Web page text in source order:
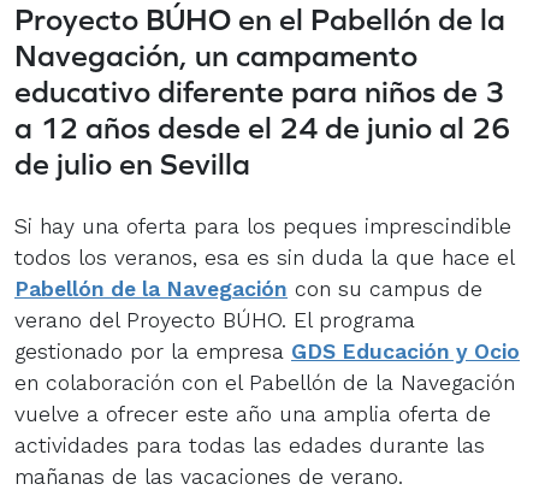
Proyecto BÚHO en el Pabellón de la
Navegación, un campamento
educativo diferente para niños de 3
a 12 años desde el 24 de junio al 26
de julio en Sevilla
Si hay una oferta para los peques imprescindible
todos los veranos, esa es sin duda la que hace el
Pabellón de la Navegación con su campus de
verano del Proyecto BÚHO. El programa
gestionado por la empresa GDS Educación y Ocio
en colaboración con el Pabellón de la Navegación
vuelve a ofrecer este año una amplia oferta de
actividades para todas las edades durante las
mañanas de las vacaciones de verano.